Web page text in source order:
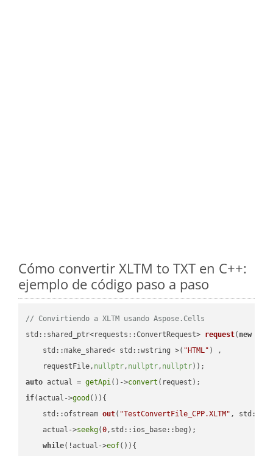
Cómo convertir XLTM to TXT en C++:
ejemplo de código paso a paso
// Convirtiendo a XLTM usando Aspose.Cells
std::shared_ptr<requests::ConvertRequest> request( new
    std::make_shared< std::wstring >(
"HTML" ) ,
    requestFile,
nullptr, nullptr, nullptr))
auto actual = getApi()->convert
if(actual->good ()){
std::ofstream out( "TestConvertFile_CPP.XLTM" ,
    actual->
seekg(0,std::ios_base::beg);
while(!actual->eof()){